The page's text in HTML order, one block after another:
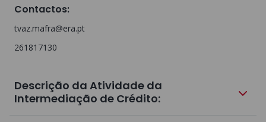
Contactos:
tvaz.mafra@era.pt
261817130
Descrição da Atividade da
Intermediação de Crédito: